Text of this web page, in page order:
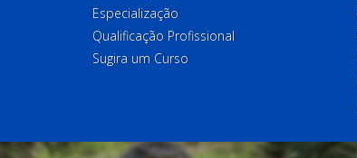
Especialização
Qualificação Profissional
Sugira um Curso